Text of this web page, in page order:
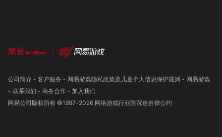
公司简介- 客户服务 - 网易游戏隐私政策及儿童个人信息保护规则 - 网易游戏
- 联系我们 - 商务合作- 加入我们
网易公司版权所有 ©1997-2026 网络游戏行业防沉迷自律公约